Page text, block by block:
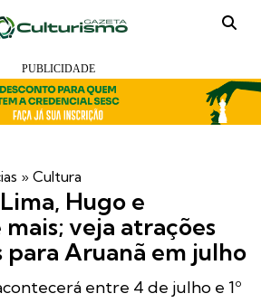
» Cultura
Hugo e
veja atrações
Aruanã em julho
entre 4 de julho e 1º